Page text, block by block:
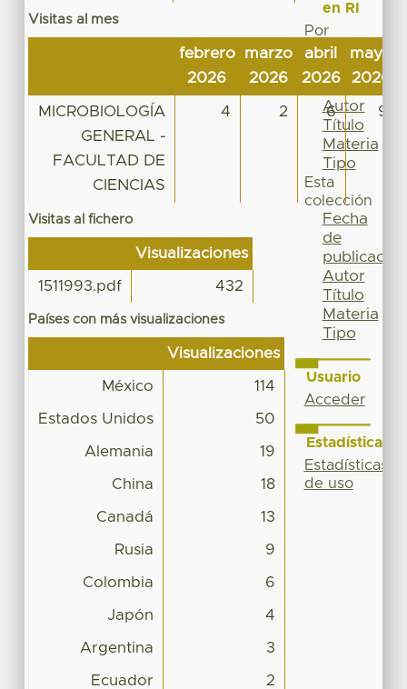
Visitas al mes
febrero
2026
marzo
2026
abril
2026
mayo
2026
MICROBIOLOGÍA
GENERAL -
FACULTAD DE
CIENCIAS
4 2 6 9
Visitas al fichero
Visualizaciones
1511993.pdf 432
Países con más visualizaciones
Visualizaciones
México 114
Estados Unidos 50
Alemania 19
China 18
Canadá 13
Rusia 9
Colombia 6
Japón 4
Argentina 3
Ecuador 2
en RI
Por
Fecha
de
publicación
Autor
Título
Materia
Tipo
Esta
colección
Fecha
de
publicación
Autor
Título
Materia
Tipo
Usuario
Acceder
Estadísticas
Estadísticas
de uso